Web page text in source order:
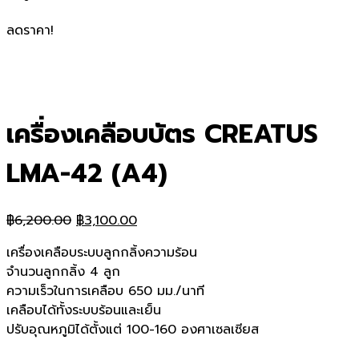
ลดราคา!
เครื่องเคลือบบัตร CREATUS
LMA-42 (A4)
฿6,200.00 Original
was:
฿6,200.00.
฿3,100.00Current
is:
เครื่องเคลือบระบบลูกกลิ้งความร้อน
จำนวนลูกกลิ้ง 4 ลูก
ความเร็วในการเคลือบ 650 มม./นาที
เคลือบได้ทั้งระบบร้อนและเย็น
ปรับอุณหภูมิได้ตั้งแต่ 100-160 องศาเซลเซียส